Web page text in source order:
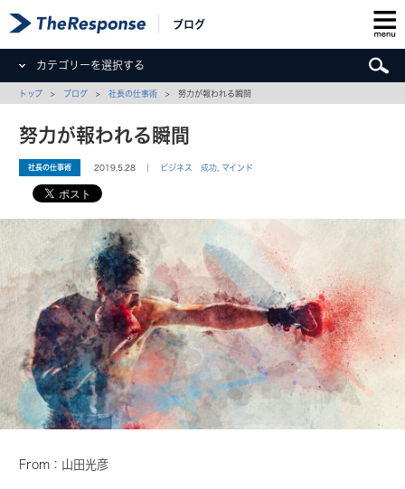
ブログ
カテゴリーを選択する
トップ > ブログ >社長の仕事術 > 努力が報われる瞬間
努力が報われる瞬間
社長の仕事術 2019.5.28 ｜ ビジネス 成功 マインド
From：山田光彦